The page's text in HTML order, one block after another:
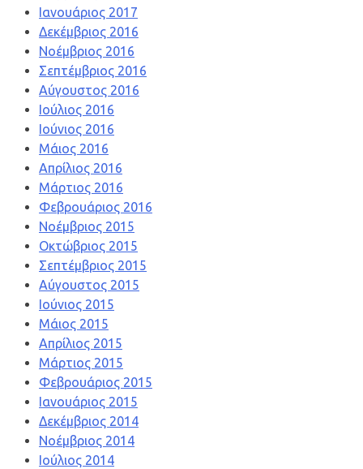
Ιανουάριος 2017
Δεκέμβριος 2016
Νοέμβριος 2016
Σεπτέμβριος 2016
Αύγουστος 2016
Ιούλιος 2016
Ιούνιος 2016
Μάιος 2016
Απρίλιος 2016
Μάρτιος 2016
Φεβρουάριος 2016
Νοέμβριος 2015
Οκτώβριος 2015
Σεπτέμβριος 2015
Αύγουστος 2015
Ιούνιος 2015
Μάιος 2015
Απρίλιος 2015
Μάρτιος 2015
Φεβρουάριος 2015
Ιανουάριος 2015
Δεκέμβριος 2014
Νοέμβριος 2014
Ιούλιος 2014